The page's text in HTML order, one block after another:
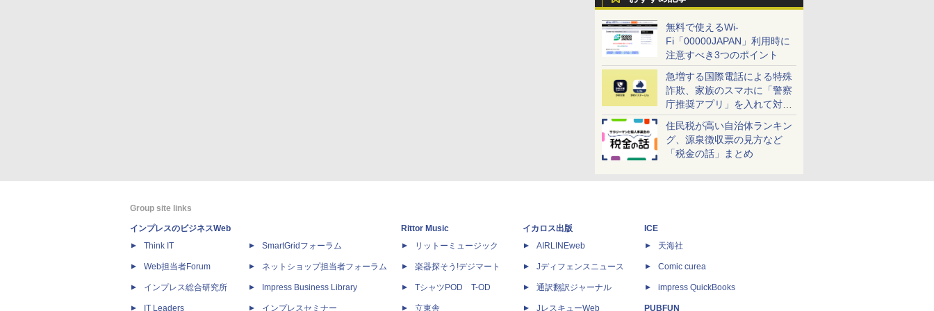
無料で使えるWi-
Fi「00000JAPAN」利用時に
注意すべき3つのポイント
急増する国際電話による特殊
詐欺、家族のスマホに「警察
庁推奨アプリ」を入れて対策
しよう！
住民税が高い自治体ランキン
グ、源泉徴収票の見方など
「税金の話」まとめ
Group site links
インプレスのビジネスWeb
Think IT
Web担当者Forum
インプレス総合研究所
IT Leaders
SmartGridフォーラム
ネットショップ担当者フォーラム
Impress Business Library
インプレスセミナー
Rittor Music
リットーミュージック
楽器探そう!デジマート
TシャツPOD T-OD
立東舎
イカロス出版
AIRLINEweb
Jディフェンスニュース
通訳翻訳ジャーナル
JレスキューWeb
ICE
天海社
Comic curea
impress QuickBooks
PUBFUN